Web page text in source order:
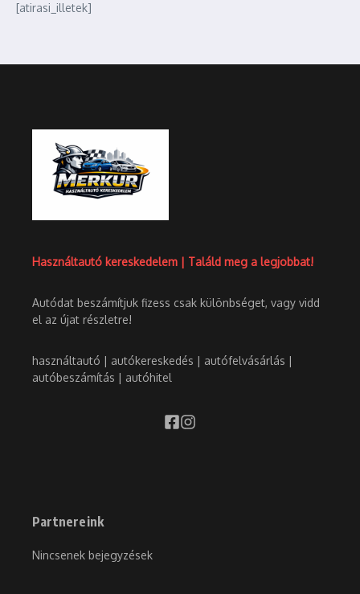
[atirasi_illetek]
Használtautó kereskedelem | Találd meg a legjobbat!
Autódat beszámítjuk fizess csak különbséget, vagy vidd
el az újat részletre!
használtautó | autókereskedés | autófelvásárlás |
autóbeszámítás | autóhitel
Partnereink
Nincsenek bejegyzések